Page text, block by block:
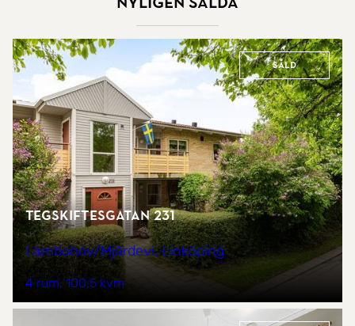
Såld
Tegskiftesgatan 231
Lambohov/Mjärdevi, Linköping
4 rum 100,5 kvm